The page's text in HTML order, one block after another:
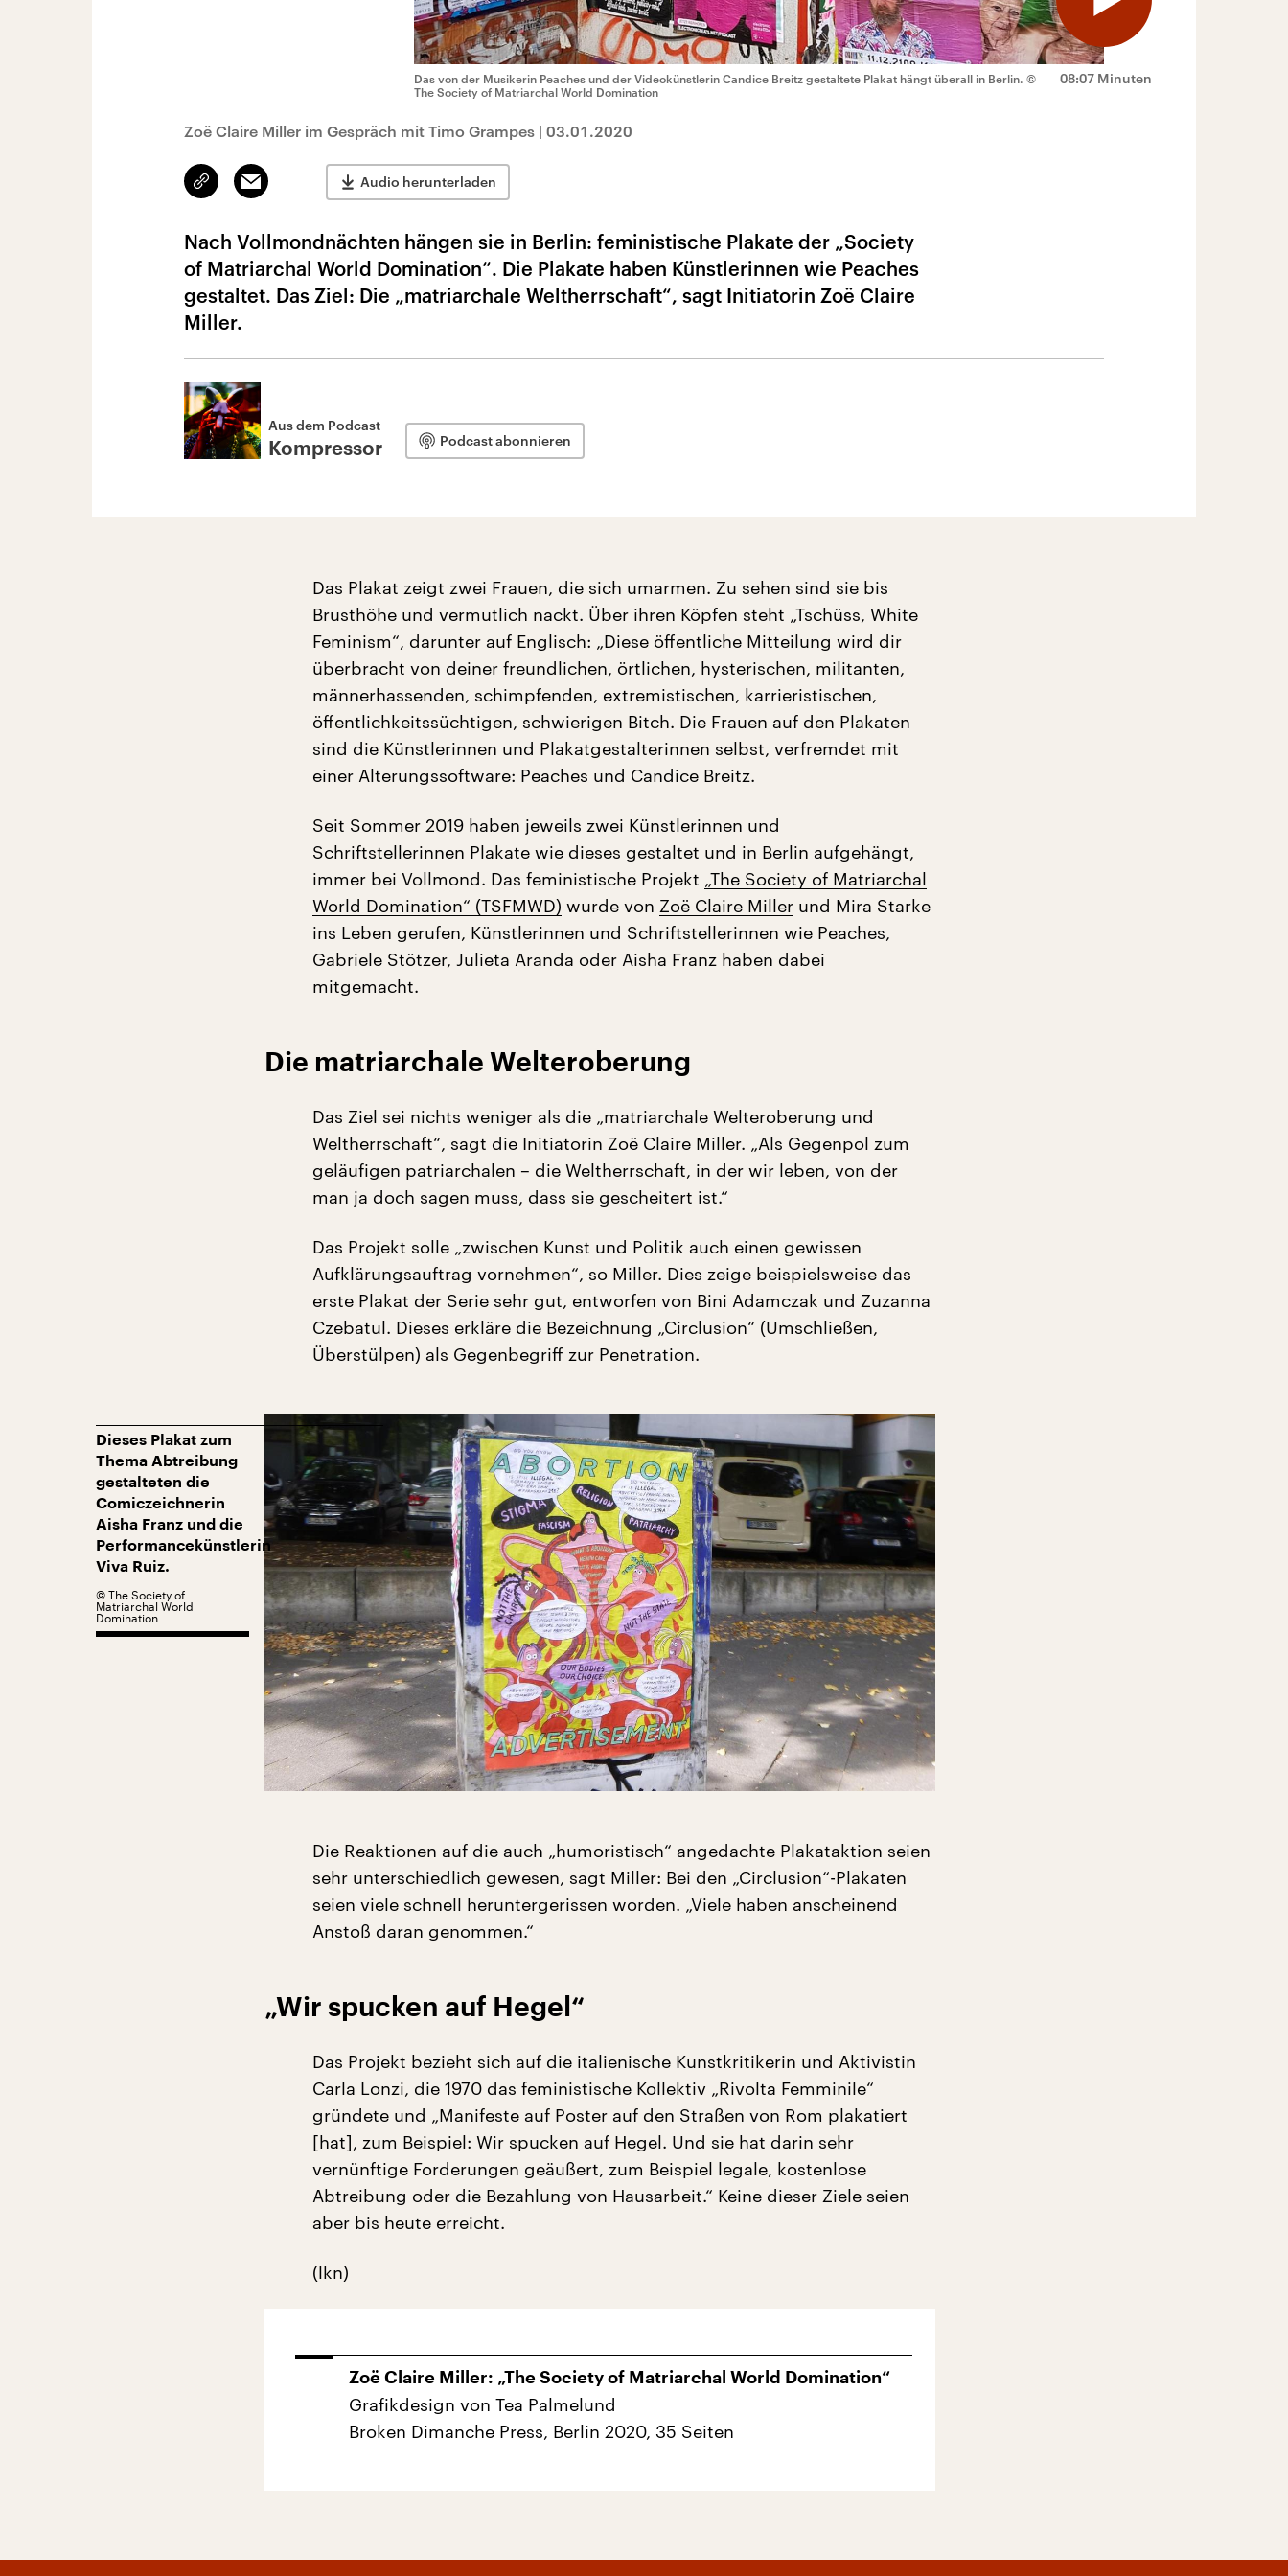
08:07 Minuten
Das von der Musikerin Peaches und der Videokünstlerin Candice Breitz gestaltete Plakat hängt überall in Berlin. ©
The Society of Matriarchal World Domination
Zoë Claire Miller im Gespräch mit Timo Grampes | 03.01.2020
Link
kopieren/teilen
Email Audio herunterladen
Nach Vollmondnächten hängen sie in Berlin: feministische Plakate der „Society
of Matriarchal World Domination“. Die Plakate haben Künstlerinnen wie Peaches
gestaltet. Das Ziel: Die „matriarchale Weltherrschaft“, sagt Initiatorin Zoë Claire
Miller.
Aus dem Podcast
Kompressor Podcast abonnieren
Das Plakat zeigt zwei Frauen, die sich umarmen. Zu sehen sind sie bis
Brusthöhe und vermutlich nackt. Über ihren Köpfen steht „Tschüss, White
Feminism“, darunter auf Englisch: „Diese öffentliche Mitteilung wird dir
überbracht von deiner freundlichen, örtlichen, hysterischen, militanten,
männerhassenden, schimpfenden, extremistischen, karrieristischen,
öffentlichkeitssüchtigen, schwierigen Bitch. Die Frauen auf den Plakaten
sind die Künstlerinnen und Plakatgestalterinnen selbst, verfremdet mit
einer Alterungssoftware: Peaches und Candice Breitz.
Seit Sommer 2019 haben jeweils zwei Künstlerinnen und
Schriftstellerinnen Plakate wie dieses gestaltet und in Berlin aufgehängt,
immer bei Vollmond. Das feministische Projekt „The Society of Matriarchal
World Domination“ (TSFMWD) wurde von Zoë Claire Miller und Mira Starke
ins Leben gerufen, Künstlerinnen und Schriftstellerinnen wie Peaches,
Gabriele Stötzer, Julieta Aranda oder Aisha Franz haben dabei
mitgemacht.
Die matriarchale Welteroberung
Das Ziel sei nichts weniger als die „matriarchale Welteroberung und
Weltherrschaft“, sagt die Initiatorin Zoë Claire Miller. „Als Gegenpol zum
geläufigen patriarchalen – die Weltherrschaft, in der wir leben, von der
man ja doch sagen muss, dass sie gescheitert ist.“
Das Projekt solle „zwischen Kunst und Politik auch einen gewissen
Aufklärungsauftrag vornehmen“, so Miller. Dies zeige beispielsweise das
erste Plakat der Serie sehr gut, entworfen von Bini Adamczak und Zuzanna
Czebatul. Dieses erkläre die Bezeichnung „Circlusion“ (Umschließen,
Überstülpen) als Gegenbegriff zur Penetration.
Dieses Plakat zum
Thema Abtreibung
gestalteten die
Comiczeichnerin
Aisha Franz und die
Performancekünstlerin
Viva Ruiz.
© The Society of
Matriarchal World
Domination
Die Reaktionen auf die auch „humoristisch“ angedachte Plakataktion seien
sehr unterschiedlich gewesen, sagt Miller: Bei den „Circlusion“-Plakaten
seien viele schnell heruntergerissen worden. „Viele haben anscheinend
Anstoß daran genommen.“
„Wir spucken auf Hegel“
Das Projekt bezieht sich auf die italienische Kunstkritikerin und Aktivistin
Carla Lonzi, die 1970 das feministische Kollektiv „Rivolta Femminile“
gründete und „Manifeste auf Poster auf den Straßen von Rom plakatiert
[hat], zum Beispiel: Wir spucken auf Hegel. Und sie hat darin sehr
vernünftige Forderungen geäußert, zum Beispiel legale, kostenlose
Abtreibung oder die Bezahlung von Hausarbeit.“ Keine dieser Ziele seien
aber bis heute erreicht.
(lkn)
Zoë Claire Miller: „The Society of Matriarchal World Domination“
Grafikdesign von Tea Palmelund
Broken Dimanche Press, Berlin 2020, 35 Seiten